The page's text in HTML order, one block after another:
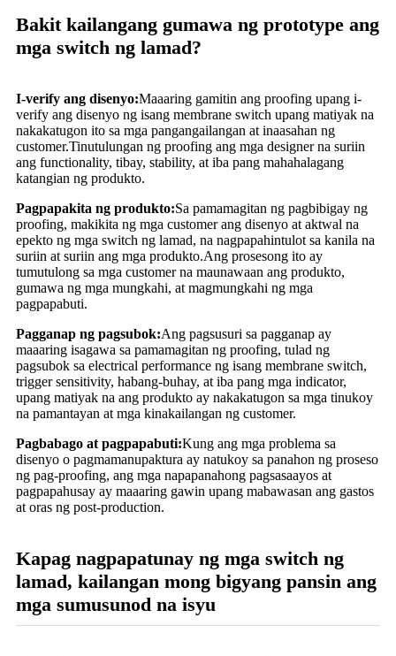
Bakit kailangang gumawa ng prototype ang
mga switch ng lamad?
I-verify ang disenyo:Maaaring gamitin ang proofing upang i-
verify ang disenyo ng isang membrane switch upang matiyak na
nakakatugon ito sa mga pangangailangan at inaasahan ng
customer.Tinutulungan ng proofing ang mga designer na suriin
ang functionality, tibay, stability, at iba pang mahahalagang
katangian ng produkto.
Pagpapakita ng produkto:Sa pamamagitan ng pagbibigay ng
proofing, makikita ng mga customer ang disenyo at aktwal na
epekto ng mga switch ng lamad, na nagpapahintulot sa kanila na
suriin at suriin ang mga produkto.Ang prosesong ito ay
tumutulong sa mga customer na maunawaan ang produkto,
gumawa ng mga mungkahi, at magmungkahi ng mga
pagpapabuti.
Pagganap ng pagsubok:Ang pagsusuri sa pagganap ay
maaaring isagawa sa pamamagitan ng proofing, tulad ng
pagsubok sa electrical performance ng isang membrane switch,
trigger sensitivity, habang-buhay, at iba pang mga indicator,
upang matiyak na ang produkto ay nakakatugon sa mga tinukoy
na pamantayan at mga kinakailangan ng customer.
Pagbabago at pagpapabuti:Kung ang mga problema sa
disenyo o pagmamanupaktura ay natukoy sa panahon ng proseso
ng pag-proofing, ang mga napapanahong pagsasaayos at
pagpapahusay ay maaaring gawin upang mabawasan ang gastos
at oras ng post-production.
Kapag nagpapatunay ng mga switch ng
lamad, kailangan mong bigyang pansin ang
mga sumusunod na isyu